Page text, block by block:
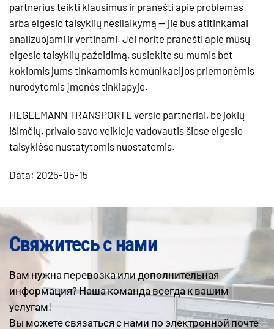
partnerius teikti klausimus ir pranešti apie problemas
arba elgesio taisyklių nesilaikymą — jie bus atitinkamai
analizuojami ir vertinami. Jei norite pranešti apie mūsų
elgesio taisyklių pažeidimą, susiekite su mumis bet
kokiomis jums tinkamomis komunikacijos priemonėmis
nurodytomis įmonės tinklapyje.
HEGELMANN TRANSPORTE verslo partneriai, be jokių
išimčių, privalo savo veikloje vadovautis šiose elgesio
taisyklėse nustatytomis nuostatomis.
Data: 2025-05-15
Свяжитесь с нами
Вам нужна перевозка или дополнительная
информация? Наша команда всегда к вашим
услугам!
Вы можете связаться с нами по электронной почте